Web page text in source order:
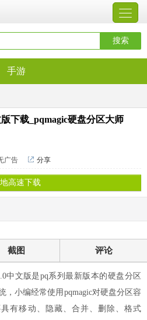
手游
下载_pqmagic硬盘分区大师
广告 分享
高速下载
截图 评论
pq系列最新版本的硬盘分区
，小编经常使用pqmagic对硬盘分区容
有移动、隐藏、合并、删除、格式